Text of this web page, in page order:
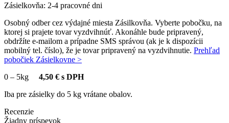
Zásielkovňa: 2-4 pracovné dni
Osobný odber cez výdajné miesta Zásilkovňa. Vyberte pobočku, na
ktorej si prajete tovar vyzdvihnúť. Akonáhle bude pripravený,
obdržíte e-mailom a prípadne SMS správou (ak je k dispozícii
mobilný tel. číslo), že je tovar pripravený na vyzdvihnutie. Prehľad
pobočiek Zásielkovne >
0 – 5kg 4,50 € s DPH
Iba pre zásielky do 5 kg vrátane obalov.
Recenzie
Žiadny príspevok